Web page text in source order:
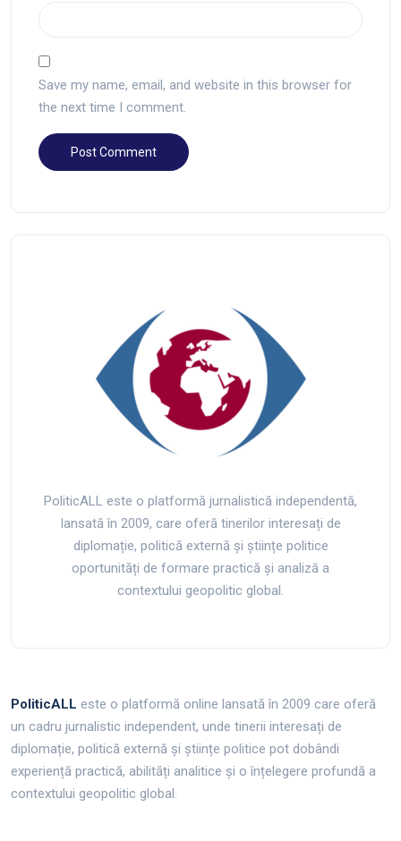
Save my name, email, and website in this browser for
the next time I comment.
PoliticALL este o platformă jurnalistică independentă,
lansată în 2009, care oferă tinerilor interesați de
diplomație, politică externă și științe politice
oportunități de formare practică și analiză a
contextului geopolitic global.
PoliticALL este o platformă online lansată în 2009 care oferă
un cadru jurnalistic independent, unde tinerii interesați de
diplomație, politică externă și științe politice pot dobândi
experiență practică, abilități analitice și o înțelegere profundă a
contextului geopolitic global.